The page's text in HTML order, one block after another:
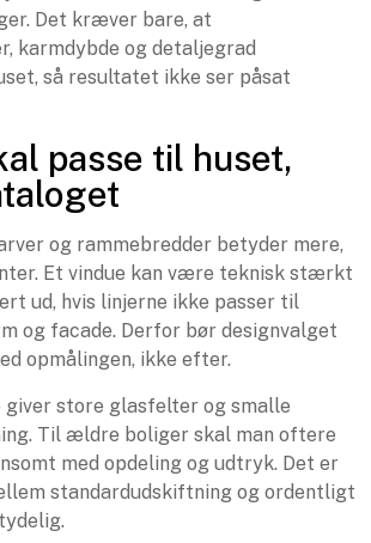
Det kræver bare, at
karmdybde og detaljegrad
så resultatet ikke ser påsat
passe til huset,
og rammebredder betyder mere,
Et vindue kan være teknisk stærkt
ud, hvis linjerne ikke passer til
og facade. Derfor bør designvalget
opmålingen, ikke efter.
giver store glasfelter og smalle
Til ældre boliger skal man oftere
med opdeling og udtryk. Det er
standardudskiftning og ordentligt